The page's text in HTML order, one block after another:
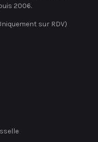
2006.
sur RDV)